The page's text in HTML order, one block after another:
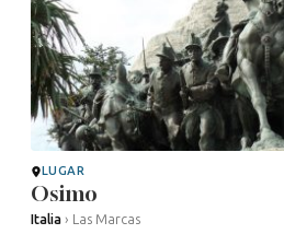
LUGAR
Osimo
Italia › Las Marcas